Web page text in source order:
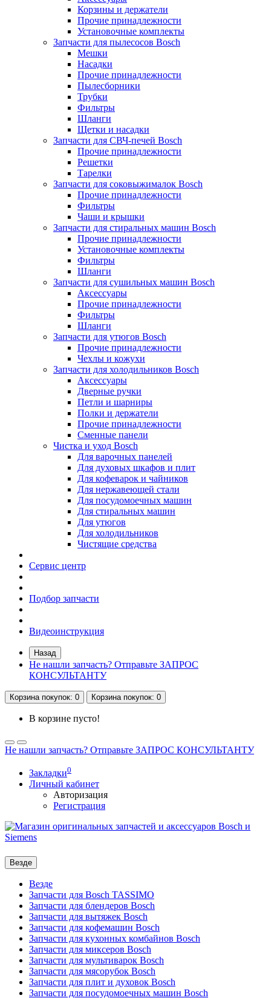
Корзины и держатели
Прочие принадлежности
Установочные комплекты
Запчасти для пылесосов Bosch
Мешки
Насадки
Прочие принадлежности
Пылесборники
Трубки
Фильтры
Шланги
Щетки и насадки
Запчасти для СВЧ-печей Bosch
Прочие принадлежности
Решетки
Тарелки
Запчасти для соковыжималок Bosch
Прочие принадлежности
Фильтры
Чаши и крышки
Запчасти для стиральных машин Bosch
Прочие принадлежности
Установочные комплекты
Фильтры
Шланги
Запчасти для сушильных машин Bosch
Аксессуары
Прочие принадлежности
Фильтры
Шланги
Запчасти для утюгов Bosch
Прочие принадлежности
Чехлы и кожухи
Запчасти для холодильников Bosch
Аксессуары
Дверные ручки
Петли и шарниры
Полки и держатели
Прочие принадлежности
Сменные панели
Чистка и уход Bosch
Для варочных панелей
Для духовых шкафов и плит
Для кофеварок и чайников
Для нержавеющей стали
Для посудомоечных машин
Для стиральных машин
Для утюгов
Для холодильников
Чистящие средства
Сервис центр
Подбор запчасти
Видеоинструкция
Назад
Не нашли запчасть? Отправьте ЗАПРОС
КОНСУЛЬТАНТУ
Корзинапокупок: 0 Корзинапокупок: 0
В корзине пусто!
Не нашли запчасть? Отправьте ЗАПРОС КОНСУЛЬТАНТУ
Закладки0
Личный кабинет
Авторизация
Регистрация
Везде
Везде
Запчасти для Bosch TASSIMO
Запчасти для блендеров Bosch
Запчасти для вытяжек Bosch
Запчасти для кофемашин Bosch
Запчасти для кухонных комбайнов Bosch
Запчасти для миксеров Bosch
Запчасти для мультиварок Bosch
Запчасти для мясорубок Bosch
Запчасти для плит и духовок Bosch
Запчасти для посудомоечных машин Bosch